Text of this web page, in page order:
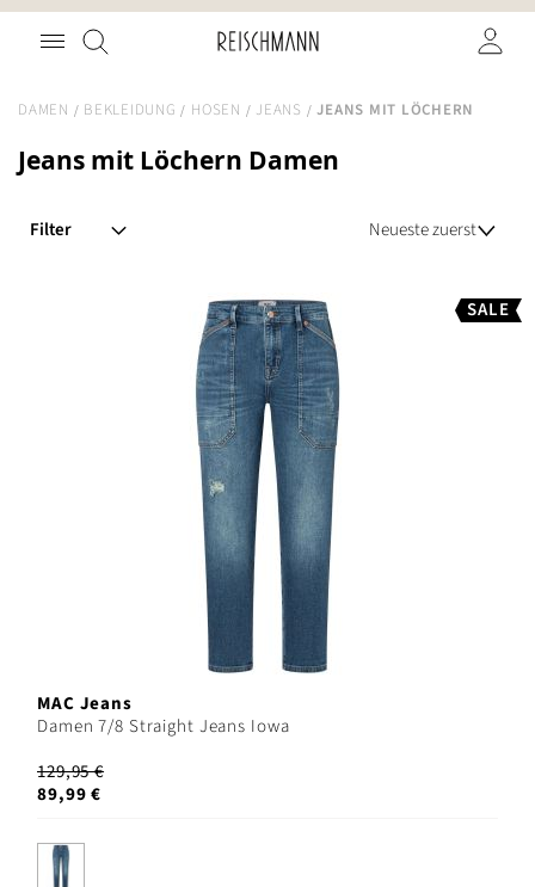
Zum
Inhalt
Suche
DAMEN BEKLEIDUNG HOSEN JEANS JEANS MIT LÖCHERN
Jeans mit Löchern Damen
SALE
MAC Jeans
Damen 7/8 Straight Jeans Iowa
129,95 €
89,99 €
Filter